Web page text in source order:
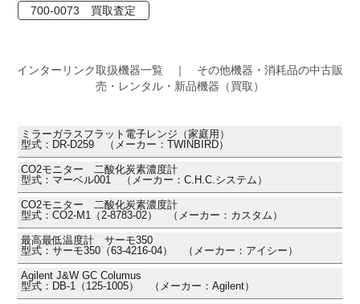
700-0073 買取査定
インターリンク取扱機器一覧 ｜ その他機器・消耗品の中古販
売・レンタル・新品機器（買取）
ミラーガラスフラット電子レンジ（家庭用）
型式：DR-D259 （メーカー：TWINBIRD）
CO2モニター 二酸化炭素濃度計
型式：マーベル001 （メーカー：C.H.C.システム）
CO2モニター 二酸化炭素濃度計
型式：CO2-M1（2-8783-02） （メーカー：カスタム）
最高最低温度計 サーモ350
型式：サーモ350（63-4216-04） （メーカー：アイシー）
Agilent J&W GC Columus
型式：DB-1（125-1005） （メーカー：Agilent）